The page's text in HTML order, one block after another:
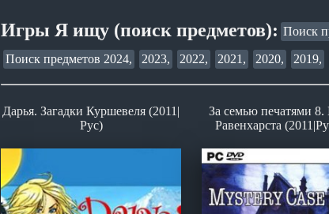
Игры Я ищу (поиск предметов): Поиск
Поиск предметов 2024, 2023, 2022, 2021, 2020, 2019,
Дарья. Загадки Куршевеля (2011|
Рус)
За семью печатями 8.
Равенхарста